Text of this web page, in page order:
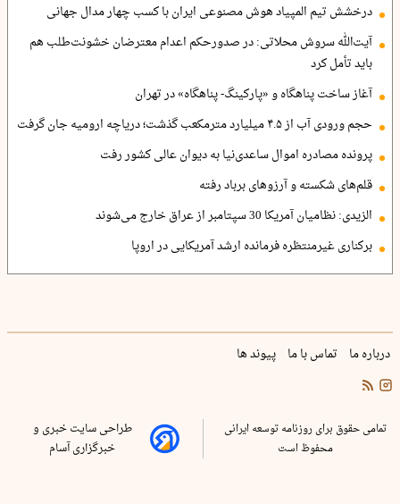
درخشش تیم المپیاد هوش مصنوعی ایران با کسب چهار مدال جهانی
آیت‌الله سروش محلاتی: در صدورحکم اعدام معترضان خشونت‌طلب هم
باید تأمل کرد
آغاز ساخت پناهگاه و «پارکینگ- پناهگاه» در تهران
حجم ورودی آب از ۴.۵ میلیارد مترمکعب گذشت؛ دریاچه ارومیه جان گرفت
پرونده مصادره اموال ساعدی‌نیا به دیوان عالی کشور رفت
قلم‌های شکسته و آرزوهای برباد رفته
الزیدی: نظامیان آمریکا 30 سپتامبر از عراق خارج می‌شوند
برکناری غیرمنتظره فرمانده ارشد آمریکایی در اروپا
درباره ما تماس با ما پیوند ها
تمامی حقوق برای روزنامه توسعه ایرانی
محفوظ است
طراحی سایت خبری و
خبرگزاری آسام